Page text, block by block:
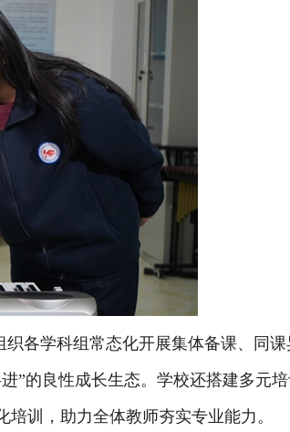
各学科组常态化开展集体备课、同课
”的良性成长生态。学校还搭建多元
训，助力全体教师夯实专业能力。